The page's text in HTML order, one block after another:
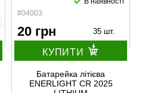
#04003
20 грн 35 шт.
КУПИТИ
Батарейка літієва
ENERLIGHT CR 2025